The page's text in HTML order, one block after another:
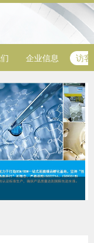
企业信息 访客